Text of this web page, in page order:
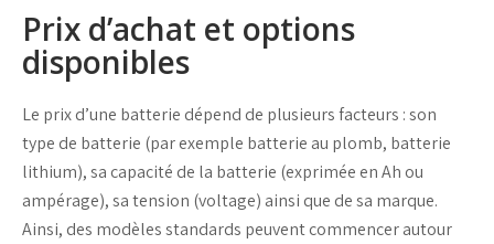
Prix d’achat et options
disponibles
Le prix d’une batterie dépend de plusieurs facteurs : son
type de batterie (par exemple batterie au plomb, batterie
lithium), sa capacité de la batterie (exprimée en Ah ou
ampérage), satension (voltage) ainsi que de sa marque.
Ainsi, des modèles standards peuvent commencer autour